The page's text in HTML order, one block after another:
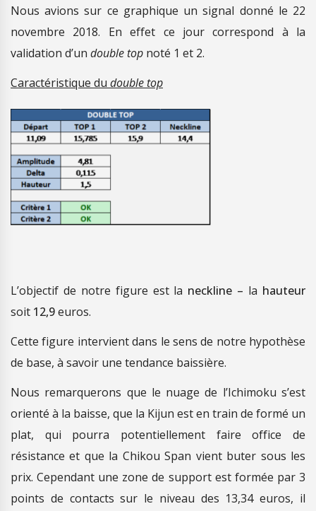
Nous avions sur ce graphique un signal donné le 22
novembre 2018. En effet ce jour correspond à la
validation d’un double top noté 1 et 2.
Caractéristique du double top
L’objectif de notre figure est la neckline – la hauteur
soit 12,9euros.
Cette figure intervient dans le sens de notre hypothèse
de base, à savoir une tendance baissière.
Nous remarquerons que le nuage de l’Ichimoku s’est
orienté à la baisse, que la Kijun est en train de formé un
plat, qui pourra potentiellement faire office de
résistance et que la Chikou Span vient buter sous les
prix. Cependant une zone de support est formée par 3
points de contacts sur le niveau des 13,34 euros, il